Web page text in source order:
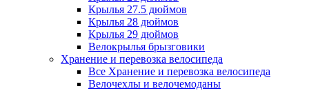
Крылья 27.5 дюймов
Крылья 28 дюймов
Крылья 29 дюймов
Велокрылья брызговики
Хранение и перевозка велосипеда
Все Хранение и перевозка велосипеда
Велочехлы и велочемоданы